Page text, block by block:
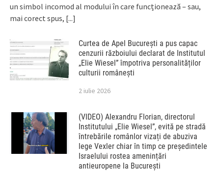
un simbol incomod al modului în care funcționează – sau,
mai corect spus, [...]
Curtea de Apel București a pus capac
cenzurii războiului declarat de Institutul
„Elie Wiesel” împotriva personalităților
culturii românești
2 iulie 2026
(VIDEO) Alexandru Florian, directorul
Institutului „Elie Wiesel”, evită pe stradă
întrebările românlor vizați de abuziva
lege Vexler chiar în timp ce președintele
Israelului rostea amenințări
antieuropene la București